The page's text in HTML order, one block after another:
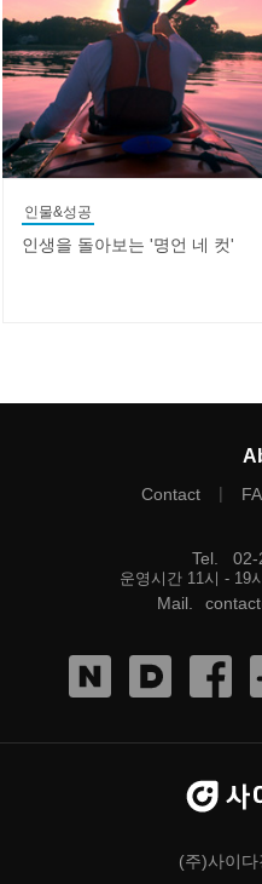
인물&성공
인생을 돌아보는 '명언 네 컷'
Contact |
Tel 02-
운영시간 11시 - 19
Mail
(주)사이다